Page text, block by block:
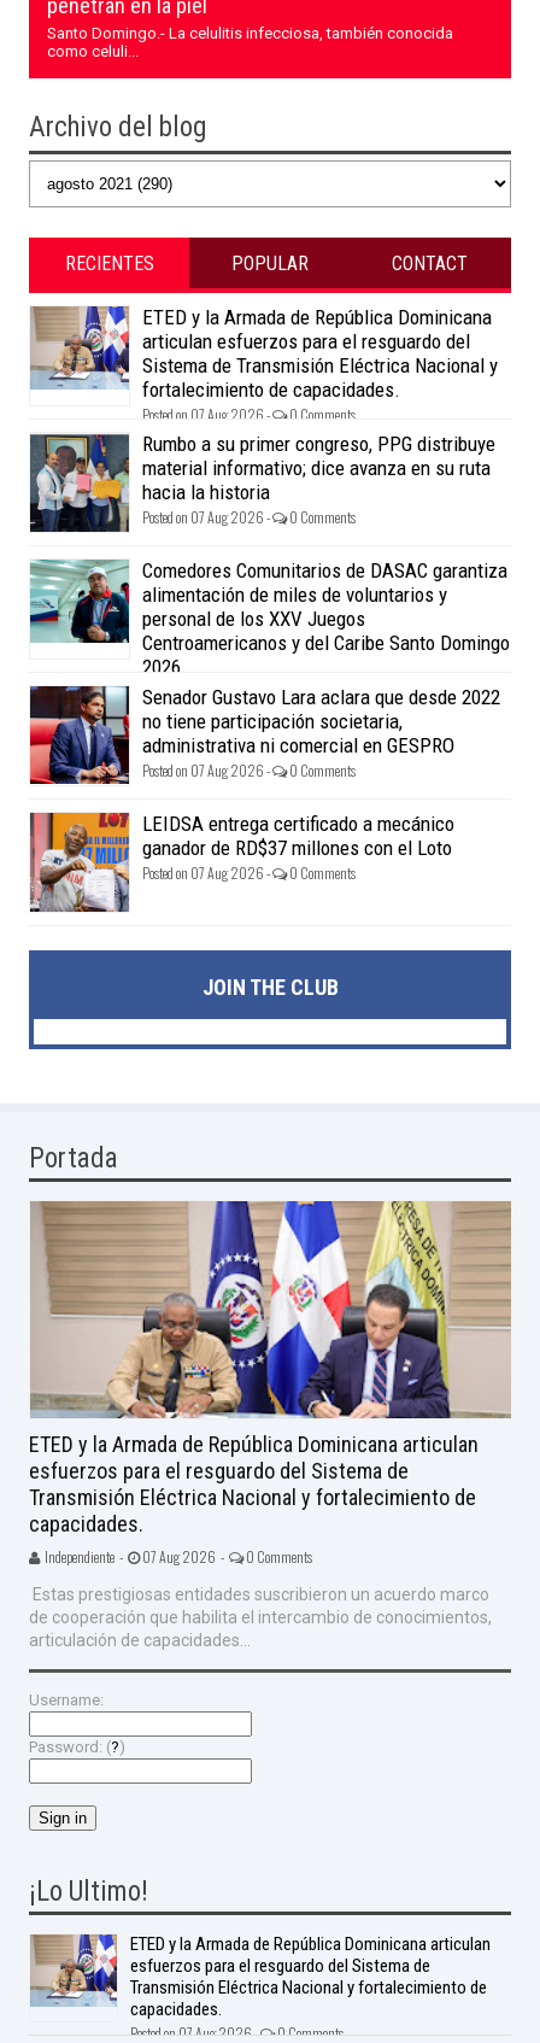
Santo Domingo.- La celulitis infecciosa, también conocida
como celuli...
Archivo del blog
RECIENTES POPULAR CONTACT
ETED y la Armada de República Dominicana
articulan esfuerzos para el resguardo del
Sistema de Transmisión Eléctrica Nacional y
fortalecimiento de capacidades.
Posted on 07 Aug 2026 - 0 Comments
Rumbo a su primer congreso, PPG distribuye
material informativo; dice avanza en su ruta
hacia la historia
Posted on 07 Aug 2026 - 0 Comments
Comedores Comunitarios de DASAC garantiza
alimentación de miles de voluntarios y
personal de los XXV Juegos
Centroamericanos y del Caribe Santo Domingo
2026
Posted on 07 Aug 2026 - 0 Comments
Senador Gustavo Lara aclara que desde 2022
no tiene participación societaria,
administrativa ni comercial en GESPRO
Posted on 07 Aug 2026 - 0 Comments
LEIDSA entrega certificado a mecánico
ganador de RD$37 millones con el Loto
Posted on 07 Aug 2026 - 0 Comments
JOIN THE CLUB
Portada
ETED y la Armada de República Dominicana articulan
esfuerzos para el resguardo del Sistema de
Transmisión Eléctrica Nacional y fortalecimiento de
capacidades.
Independiente - 07 Aug 2026 - 0 Comments
Estas prestigiosas entidades suscribieron un acuerdo marco
de cooperación que habilita el intercambio de conocimientos,
articulación de capacidades...
Username:
Password: (?)
¡Lo Ultimo!
ETED y la Armada de República Dominicana articulan
esfuerzos para el resguardo del Sistema de
Transmisión Eléctrica Nacional y fortalecimiento de
capacidades.
Posted on 07 Aug 2026 - 0 Comments